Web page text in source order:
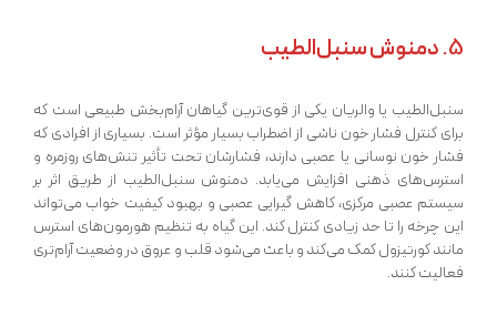
5. دمنوش سنبل‌الطیب
سنبل‌الطیب یا والریان یکی از قوی‌ترین گیاهان آرام‌بخش طبیعی است که
برای کنترل فشار خون ناشی از اضطراب بسیار مؤثر است. بسیاری از افرادی که
فشار خون نوسانی یا عصبی دارند، فشارشان تحت تأثیر تنش‌های روزمره و
استرس‌های ذهنی افزایش می‌یابد. دمنوش سنبل‌الطیب از طریق اثر بر
سیستم عصبی مرکزی، کاهش گیرایی عصبی و بهبود کیفیت خواب می‌تواند
این چرخه را تا حد زیادی کنترل کند. این گیاه به تنظیم هورمون‌های استرس
مانند کورتیزول کمک می‌کند و باعث می‌شود قلب و عروق در وضعیت آرام‌تری
فعالیت کنند.